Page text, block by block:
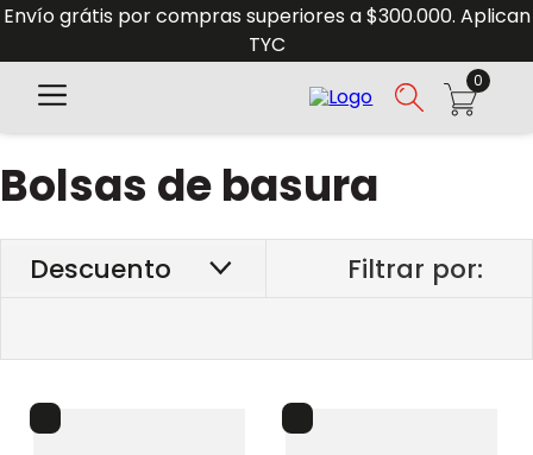
Envío grátis por compras superiores a $300.000. Aplican
TYC
0
Bolsas de basura
Descuento